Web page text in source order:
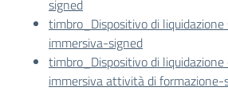
signed
timbro_Dispositivo di
immersiva-signed
timbro_Dispositivo di
immersiva attività di formazione-